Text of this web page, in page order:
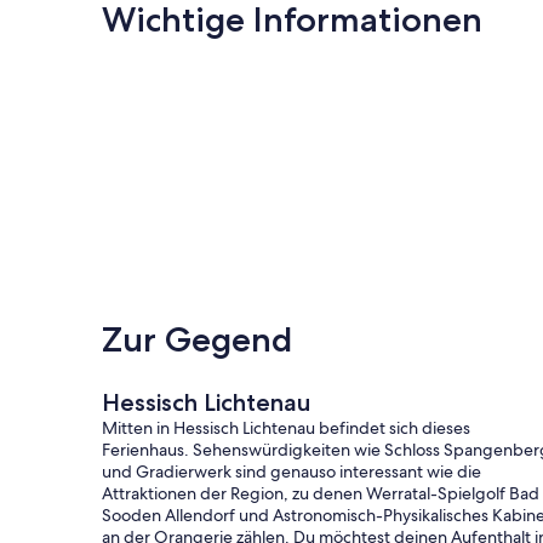
Wichtige Informationen
Zur Gegend
Hessisch Lichtenau
Mitten in Hessisch Lichtenau befindet sich dieses
Ferienhaus. Sehenswürdigkeiten wie Schloss
und Gradierwerk sind genauso interessant wie die
Attraktionen der Region, zu denen Werratal-Spielgolf Bad
Sooden Allendorf und Astronomisch-Physikalisches
an der Orangerie zählen. Du möchtest deinen Aufenthalt